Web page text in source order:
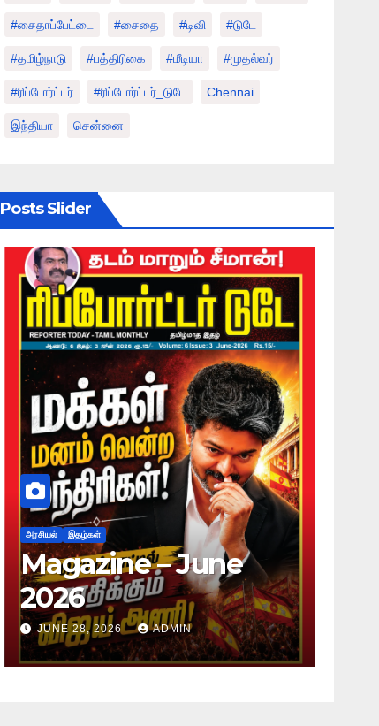
#சைதாப்பேட்டை #சைதை #டிவி #டுடே
#தமிழ்நாடு #பத்திரிகை #மீடியா #முதல்வர்
#ரிப்போர்ட்டர் #ரிப்போர்ட்டர்_டுடே Chennai
இந்தியா சென்னை
Posts Slider
அரசியல் இதழ்கள்
Magazine – June
2026
JUNE 28, 2026 ADMIN